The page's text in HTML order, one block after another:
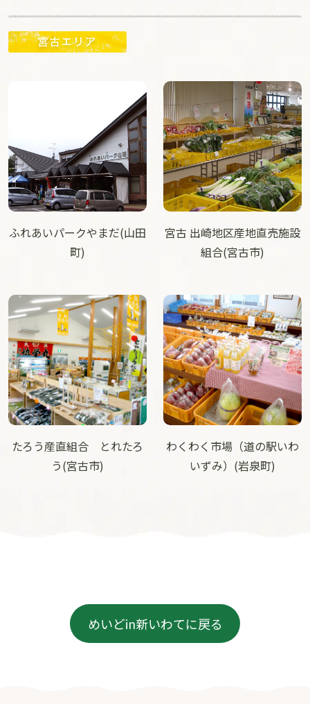
ふれあいパークやまだ(山田
町)
宮古 出崎地区産地直売施設
組合(宮古市)
たろう産直組合 とれたろ
う(宮古市)
わくわく市場（道の駅いわ
いずみ）(岩泉町)
めいどin新いわてに戻る